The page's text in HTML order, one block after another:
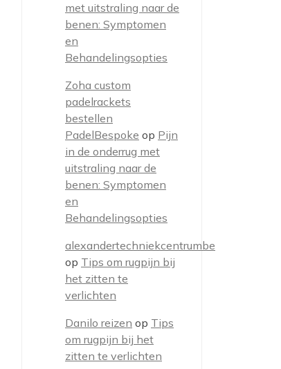
met uitstraling naar de
benen: Symptomen
en
Behandelingsopties
Zoha custom
padelrackets
bestellen
PadelBespoke op Pijn
in de onderrug met
uitstraling naar de
benen: Symptomen
en
Behandelingsopties
alexandertechniekcentrumbe
op Tips om rugpijn bij
het zitten te
verlichten
Danilo reizen op Tips
om rugpijn bij het
zitten te verlichten